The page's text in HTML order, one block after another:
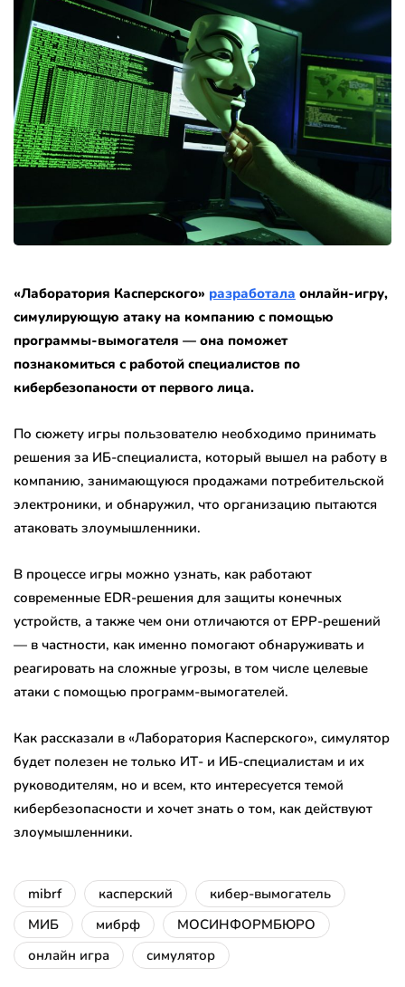
«Лаборатория Касперского» разработала онлайн-игру,
симулирующую атаку на компанию с помощью
программы-вымогателя — она поможет
познакомиться с работой специалистов по
кибербезопаности от первого лица.
По сюжету игры пользователю необходимо принимать
решения за ИБ-специалиста, который вышел на работу в
компанию, занимающуюся продажами потребительской
электроники, и обнаружил, что организацию пытаются
атаковать злоумышленники.
В процессе игры можно узнать, как работают
современные EDR-решения для защиты конечных
устройств, а также чем они отличаются от EPP-решений
— в частности, как именно помогают обнаруживать и
реагировать на сложные угрозы, в том числе целевые
атаки с помощью программ-вымогателей.
Как рассказали в «Лаборатория Касперского», симулятор
будет полезен не только ИТ- и ИБ-специалистам и их
руководителям, но и всем, кто интересуется темой
кибербезопасности и хочет знать о том, как действуют
злоумышленники.
mibrf касперский
кибер-вымогатель
МИБ
мибрф
МОСИНФОРМБЮРО
онлайн игра
симулятор